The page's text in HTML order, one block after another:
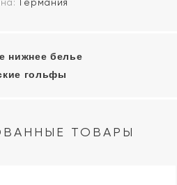
нижнее белье
гольфы
ТОВАРЫ